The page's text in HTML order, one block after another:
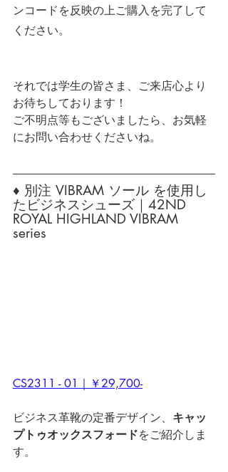
ンコードを反映の上ご購入を完了して
ください。
それでは学生の皆さま、ご来店心より
お待ちしております！
ご不明点等もございましたら、お気軽
にお問い合わせくださいね。
♦ 別注 VIBRAM ソール を使用し
たビジネスシューズ｜42ND
ROYAL HIGHLAND VIBRAM
series
CS2311 - 01｜￥29,700-
ビジネス革靴の定番デザイン、 キャッ
プトゥオックスフォードをご紹介しま
す。